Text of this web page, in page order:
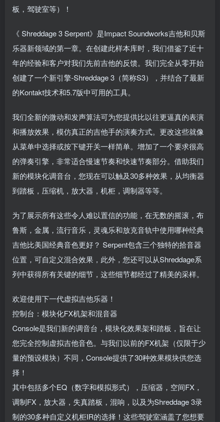
板，驾驶室等）！
《 Shreddage 3 Serpent》是Impact Soundworks吉他和贝斯
乐器新领域的第一章。在创建此样本库时，我们借鉴了近十
年的经验和客户对我们先前吉他的反馈。我们完全从零开始
创建了一个新引擎-Shreddage 3（简称S3），并结合了最新
的Kontakt技术和5.7版中可用的工具。
我们全新的微动和发声算法可为您提供比以往更逼真的表演
和播放效果，模仿真正的吉他手的演奏方式。更改这些就像
从菜单中选择或按下键开关一样简单。增加了一个要求很高
的弹奏引擎，非常适合慢速节奏和快速节奏部分。借助我们
新的模块化调音台，您现在可以触及30多种效果，从均衡器
到踏板，压缩机，放大器，机柜，调制器等等。
为了展示所有这些令人难以置信的功能，在无数的摇滚，布
鲁斯，金属，流行音乐，灵魂乐和放克音轨中使用哪种经典
吉他比美国经典音色更好？ Serpent包含三个独特的拾音器
位置，可自定义混合效果，此外，您还可以从Shreddage系
列中获得所有关键的细节，这些细节都经过了精美的采样。
欢迎使用下一代虚拟吉他乐器！
控制台：模块化FX机架和混音器
Console是我们新的调音台，模块化效果架和踏板，旨在让
您完全控制虚拟吉他音色。与我们以前的FX机架（仅限于少
量的预设模块）不同，Console提供了30种效果模块供您选
择！
其中包括多个EQ（数字和模拟形式），压缩器，空间FX，
调制FX，放大器，失真踏板，混响，以及为Shreddage 3录
制的30多种自定义机柜IR的选择！这些驾驶室涵盖了您想要